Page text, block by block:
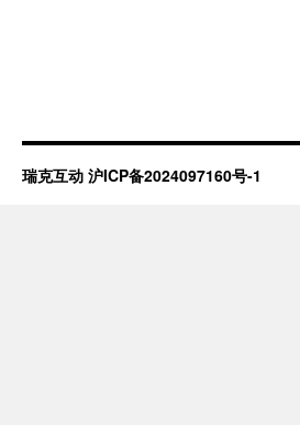
瑞克互动 沪ICP备2024097160号-1